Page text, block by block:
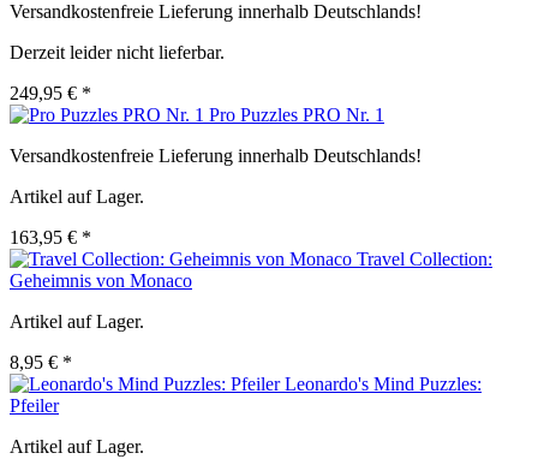
Versandkostenfreie Lieferung innerhalb Deutschlands!
Derzeit leider nicht lieferbar.
249,95 € *
Pro Puzzles PRO Nr. 1
Versandkostenfreie Lieferung innerhalb Deutschlands!
Artikel auf Lager.
163,95 € *
Travel Collection:
Geheimnis von Monaco
Artikel auf Lager.
8,95 € *
Leonardo's Mind Puzzles:
Pfeiler
Artikel auf Lager.